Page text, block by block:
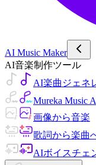
AI Music Maker
AI音楽制作ツール
AI楽曲ジェネ
Mureka Music
画像から音楽
歌詞から楽曲
AIボイスチェ